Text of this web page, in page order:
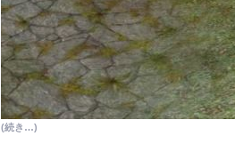
(続き…)